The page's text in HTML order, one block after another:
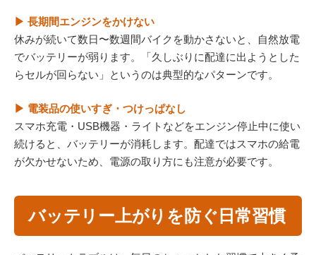
▶ 長期間エンジンをかけない
休みが続いて数日〜数週間バイクを動かさないと、自然放電
でバッテリーが弱ります。「久しぶりに配達に出ようとした
らセルが回らない」というのは典型的なパターンです。
▶ 電装品の使いすぎ・つけっぱなし
スマホ充電・USB機器・ライトなどをエンジン停止中に使い
続けると、バッテリーが消耗します。配達ではスマホの給電
が欠かせないため、電源の取り方にも注意が必要です。
バッテリー上がりを防ぐ日常習慣